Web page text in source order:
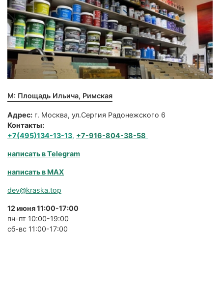
М: Площадь Ильича, Римская
Адрес: г. Москва, ул.Сергия Радонежского 6
Контакты:
+7(495)134-13-13, +7-916-804-38-58
написать в Telegram
написать в MAX
dev@kraska.top
12 июня 11:00-17:00
пн-пт 10:00-19:00
сб-вс 11:00-17:00